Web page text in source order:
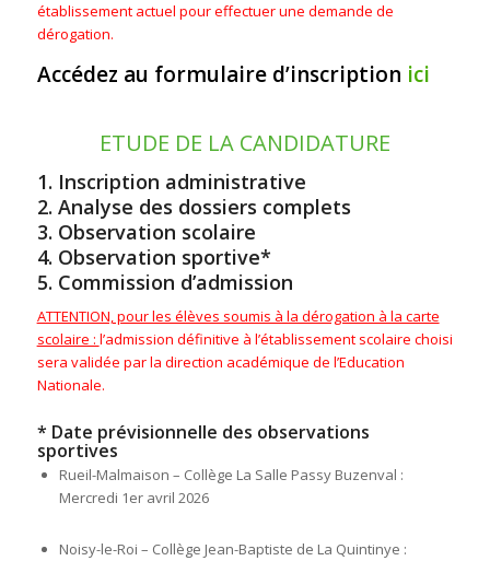
établissement actuel pour effectuer une demande de
dérogation.
Accédez au formulaire d’inscription ici
ETUDE DE LA CANDIDATURE
1. Inscription administrative
2. Analyse des dossiers complets
3. Observation scolaire
4. Observation sportive*
5. Commission d’admission
ATTENTION, pour les élèves soumis à la dérogation à la carte
scolaire : l’admission définitive à l’établissement scolaire choisi
sera validée par la direction académique de l’Education
Nationale.
* Date prévisionnelle des observations
sportives
Rueil-Malmaison – Collège La Salle Passy Buzenval :
Mercredi 1er avril 2026
Noisy-le-Roi – Collège Jean-Baptiste de La Quintinye :